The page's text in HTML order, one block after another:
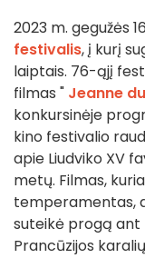
2023 m. gegužės
festivalis, į kurį
laiptais. 76-ąjį
filmas " Jeanne
konkursinėje
kino festivalio
apie Liudviko XV
metų. Filmas,
temperamentas,
suteikė progą ant
Prancūzijos